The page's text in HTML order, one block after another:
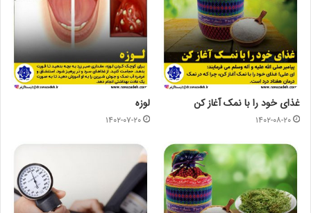
غذای خود را با نمک آغاز کن
۱۴۰۲-۰۸-۲۰
لوزه
۱۴۰۲-۰۷-۲۰